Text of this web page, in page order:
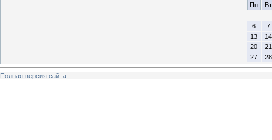
Пн
Вт
6
7
13
14
20
21
27
28
Полная версия сайта